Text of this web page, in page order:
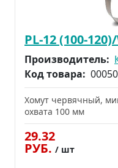
PL-12 (100-
Производитель:
Код товара:
Хомут червячный,
охвата 100 мм
29.32
РУБ. / шт